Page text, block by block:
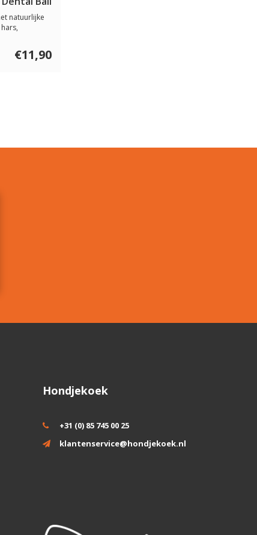
natuurlijke
€11,90
Hondjekoek
+31 (0) 85 745 00 25
klantenservice@hondjekoek.nl